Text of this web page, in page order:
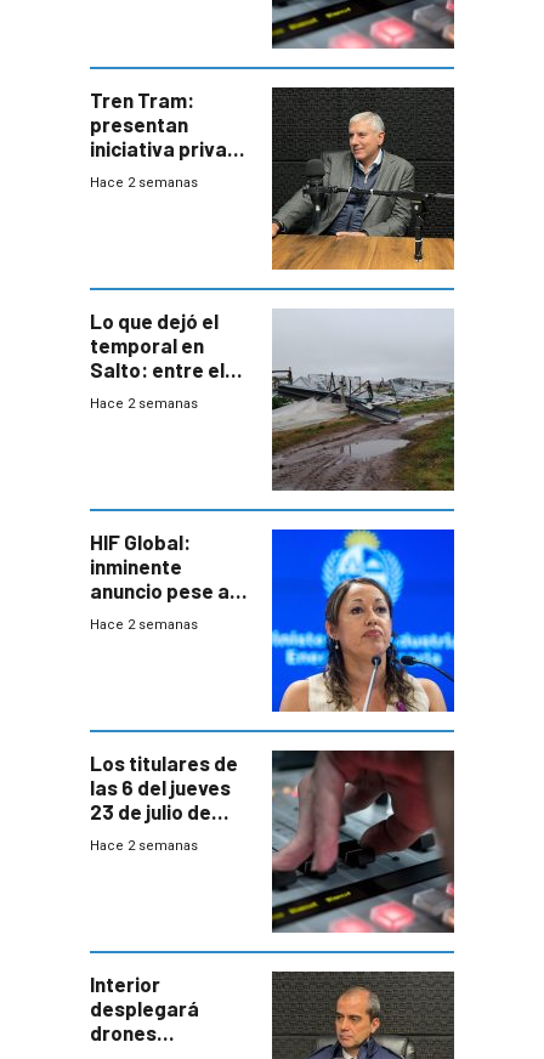
Tren Tram:
presentan
iniciativa privada
para una red de
Hace 2 semanas
Lo que dejó el
temporal en
Salto: entre el
impacto
Hace 2 semanas
HIF Global:
inminente
anuncio pese a
declaración de
gobierno
Hace 2 semanas
Los titulares de
las 6 del jueves
23 de julio de
2026
Hace 2 semanas
Interior
desplegará
drones